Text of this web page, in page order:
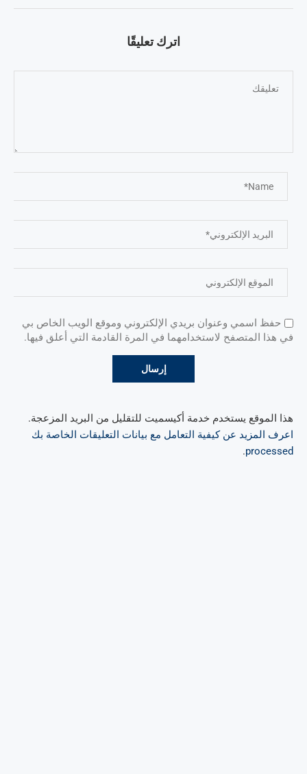
اترك تعليقًا
حفظ اسمي وعنوان بريدي الإلكتروني وموقع الويب الخاص بي
في هذا المتصفح لاستخدامهما في المرة القادمة التي أعلق فيها.
هذا الموقع يستخدم خدمة أكيسميت للتقليل من البريد المزعجة.
اعرف المزيد عن كيفية التعامل مع بيانات التعليقات الخاصة بك
processed
.